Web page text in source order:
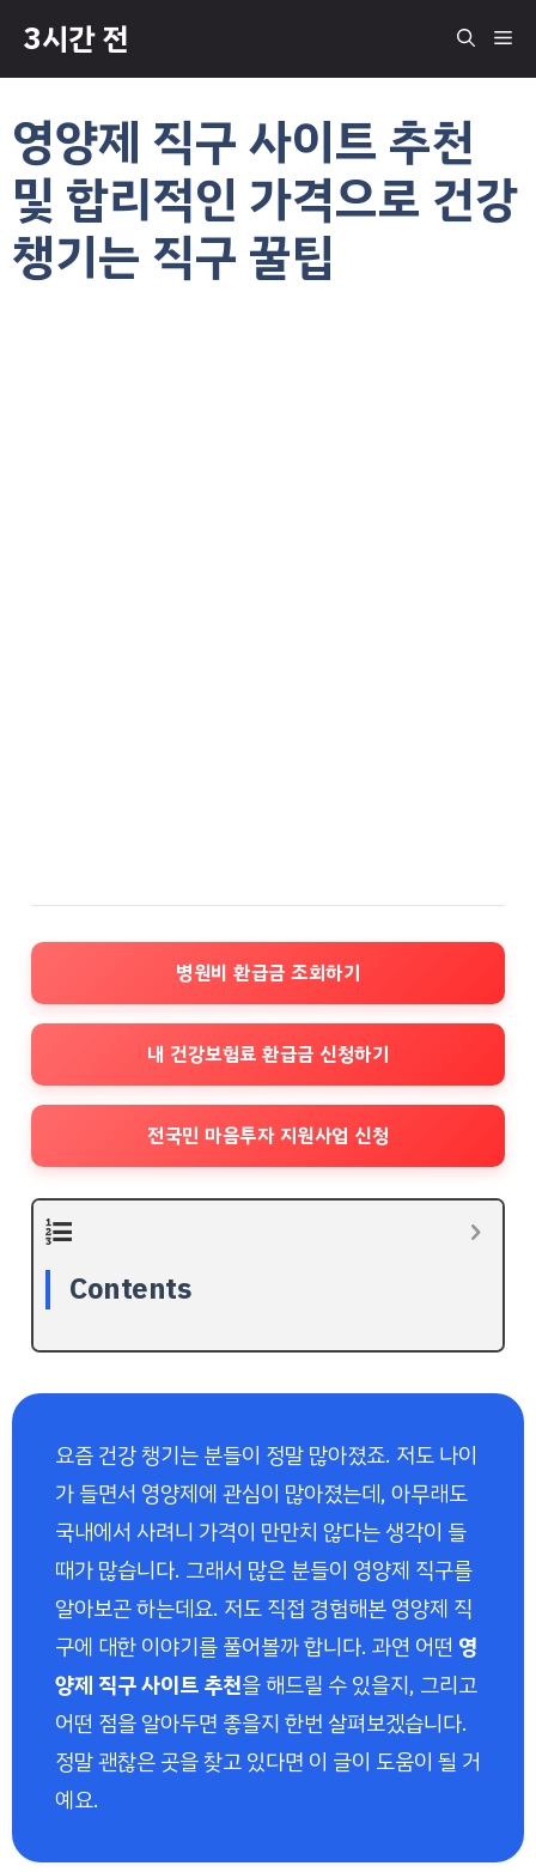
츠
건
뛰
3시간 전 메
영양제 직구 사이트 추천
및 합리적인 가격으로 건강
챙기는 직구 꿀팁
병원비 환급금 조회하기
내 건강보험료 환급금 신청하기
전국민 마음투자 지원사업 신청
Contents
요즘 건강 챙기는 분들이 정말 많아졌죠. 저도 나이
가 들면서 영양제에 관심이 많아졌는데, 아무래도
국내에서 사려니 가격이 만만치 않다는 생각이 들
때가 많습니다. 그래서 많은 분들이 영양제 직구를
알아보곤 하는데요. 저도 직접 경험해본 영양제 직
구에 대한 이야기를 풀어볼까 합니다. 과연 어떤 영
양제 직구 사이트 추천을 해드릴 수 있을지, 그리고
어떤 점을 알아두면 좋을지 한번 살펴보겠습니다.
정말 괜찮은 곳을 찾고 있다면 이 글이 도움이 될 거
예요.